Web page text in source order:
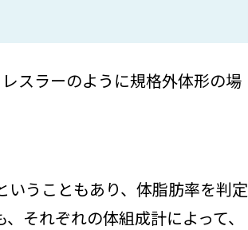
スラーのように規格外体形の場
うこともあり、体脂肪率を判定
それぞれの体組成計によって、